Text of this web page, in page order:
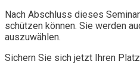
Nach Abschluss dieses
schützen können. Sie werden
auszuwählen.
Sichern Sie sich jetzt Ihren